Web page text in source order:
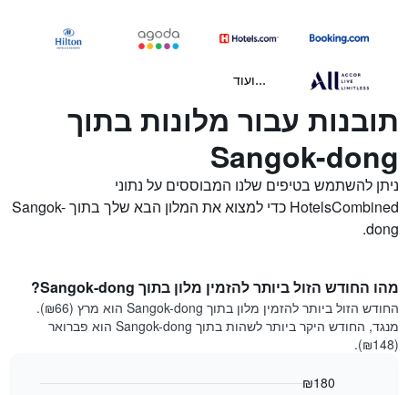
...ועוד
תובנות עבור מלונות בתוך
Sangok-dong
ניתן להשתמש בטיפים שלנו המבוססים על נתוני
HotelsCombined כדי למצוא את המלון הבא שלך בתוך Sangok-
dong.
מהו החודש הזול ביותר להזמין מלון בתוך Sangok-dong?
החודש הזול ביותר להזמין מלון בתוך Sangok-dong הוא מרץ (₪66).
מנגד, החודש היקר ביותר לשהות בתוך Sangok-dong הוא פברואר
(₪148).
₪180